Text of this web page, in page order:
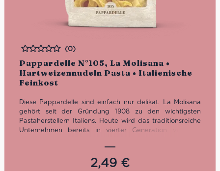
Pappardelle N°105, La Molisana •
Hartweizennudeln Pasta • Italienische
Feinkost
Bewertet
(0)
Diese Pappardelle sind einfach nur delikat. La Molisana
gehört seit der Gründung 1908 zu den wichtigsten
Pastaherstellern Italiens. Heute wird das traditionsreiche
Unternehmen bereits in vierter Generation von der
Kochzeit: 10 Minuten2,49 €